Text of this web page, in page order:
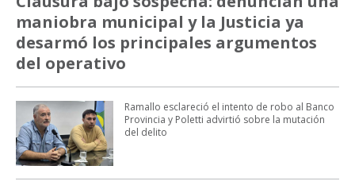
maniobra municipal y la Justicia ya
desarmó los principales argumentos
del operativo
Ramallo esclareció el intento de robo al Banco
Provincia y Poletti advirtió sobre la mutación
del delito